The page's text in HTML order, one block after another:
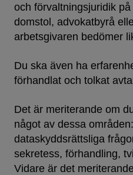
och förvaltningsjuridik
domstol, advokatbyrå
arbetsgivaren bedömer
Du ska även ha
förhandlat och tolkat
Det är meriterande om
något av dessa områden:
dataskyddsrättsliga
sekretess, förhandling,
Vidare är det